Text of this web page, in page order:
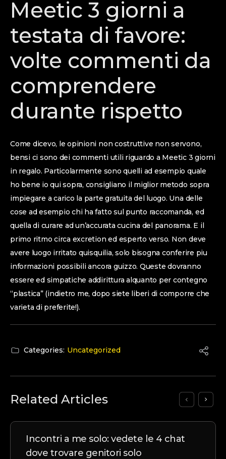
Meetic 3 giorni a
testata di favore:
volte commenti da
comprendere
durante rispetto
Come dicevo, le opinioni non costruttive non servono,
bensi ci sono dei commenti utili riguardo a Meetic 3 giorni
in regalo. Particolarmente sono quelli ad esempio quale
ho bene io qui sopra, consigliano il miglior metodo sopra
impiegare a carico la parte gratuita del luogo. Una delle
cose ad esempio chi ha fatto sul punto raccomanda, ed
quella di curare ad un’accurata cucina del panorama. E il
primo ritmo circa excretion ed esperto verso. Non deve
avere luogo irritato quisquilia, solo bisogna conferire piu
informazioni possibili ancora guizzo. Queste dovranno
essere ed simpatiche addirittura alquanto per contegno
“plastica” (indietro me, dopo siete liberi di comporre che
varieta di preferite!).
Categories: Uncategorized
Related Articles
Incontri a me solo: vedete le 4 chat
dove trovare genitori solo